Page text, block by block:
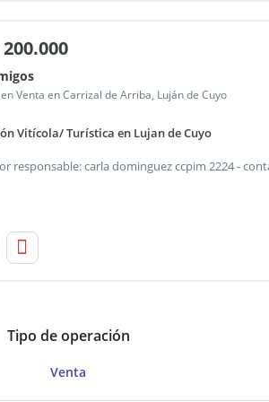
200.000
Venta en Carrizal de Arriba, Luján de Cuyo
Vitícola/ Turística en Lujan de Cuyo
Tipo de operación
Venta